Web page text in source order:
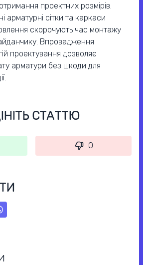
проектних розмірів.
арматурні сітки та каркаси
скорочують час монтажу
Впровадження
проектування дозволяє
арматури без шкоди для
СТАТТЮ
0